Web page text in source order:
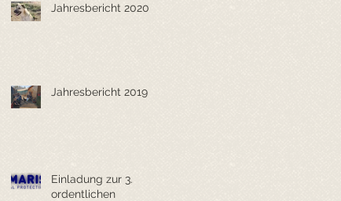
Jahresbericht 2020
Jahresbericht 2019
Einladung zur 3.
ordentlichen